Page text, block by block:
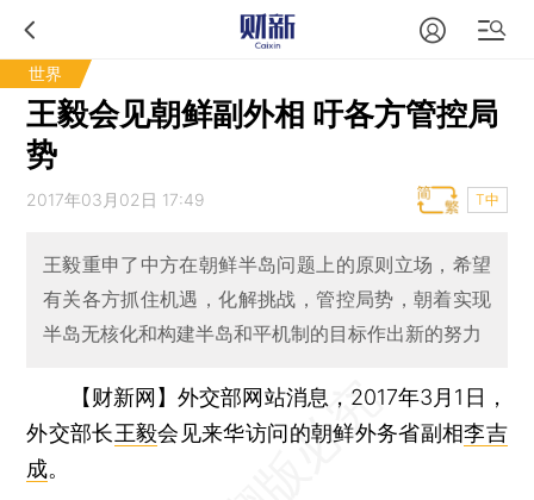
世界
王毅会见朝鲜副外相 吁各方管控局
势
2017年03月02日 17:49 T中
王毅重申了中方在朝鲜半岛问题上的原则立场，希望
有关各方抓住机遇，化解挑战，管控局势，朝着实现
半岛无核化和构建半岛和平机制的目标作出新的努力
【财新网】外交部网站消息，2017年3月1日，
外交部长王毅会见来华访问的朝鲜外务省副相李吉
成。